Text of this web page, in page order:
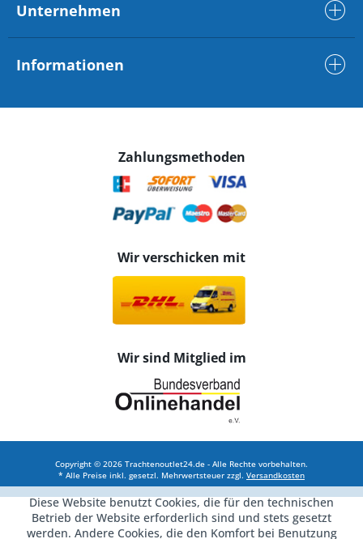
Unternehmen
Informationen
Zahlungsmethoden
Wir verschicken mit
Wir sind Mitglied im
Copyright © 2026 Trachtenoutlet24.de - Alle Rechte vorbehalten.
* Alle Preise inkl. gesetzl. Mehrwertsteuer zzgl. Versandkosten
Diese Website benutzt Cookies, die für den technischen
Betrieb der Website erforderlich sind und stets gesetzt
werden. Andere Cookies, die den Komfort bei Benutzung